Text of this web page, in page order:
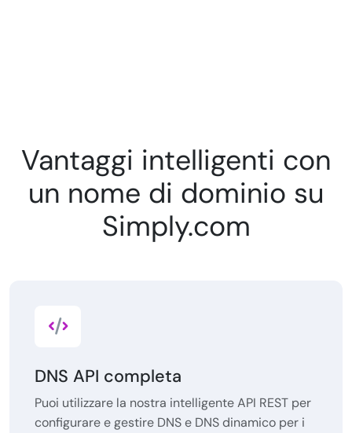
Vantaggi intelligenti con
un nome di dominio su
Simply.com
DNS API completa
Puoi utilizzare la nostra intelligente API REST per
configurare e gestire DNS e DNS dinamico per i